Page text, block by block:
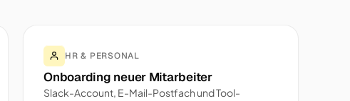
HR & PERSONAL
Onboarding neuer Mitarbeiter
Slack-Account, E-Mail-Postfach und Tool-